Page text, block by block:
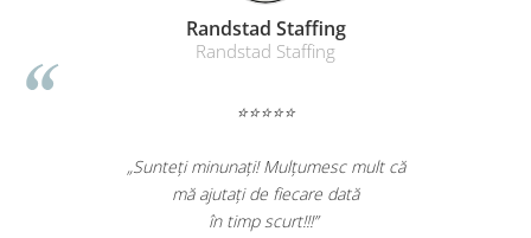
Suporturi si huse telefoane &
Periferice PC si accesorii
Ergnonomice
Boxe portabile
Tehnica si mobilier pentru birou
Randstad Staffing
Randstad Staffing
⭐⭐⭐⭐⭐
„Sunteți minunați! Mulțumesc mult că
mă ajutați de fiecare dată
în timp scurt!!!”